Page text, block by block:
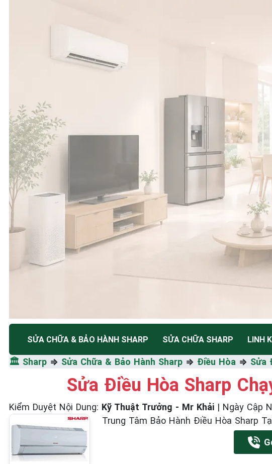
TRUNG TÂM BẢO HÀNH ĐIỆN MÁY HÀ NỘI
SỬA CHỮA & BẢO HÀNH
SHARP
Tốc Độ Tối Đa • Chất Lượng Tối Ưu • Chi Phí Tối Thiểu
☎️ 09.86.85.89.22
SỬA CHỮA & BẢO HÀNH SHARP SỬA CHỮA SHARP LINH
🏛️ Sharp ⇒ Sửa Chữa & Bảo Hành Sharp ⇒ Điều Hòa ⇒ Sửa
Sửa Điều Hòa Sharp
Kiểm Duyệt Nội Dung: Kỹ Thuật Trưởng - Mr Khải | Ngày Cập
Trung Tâm Bảo Hành Điều Hòa Sharp